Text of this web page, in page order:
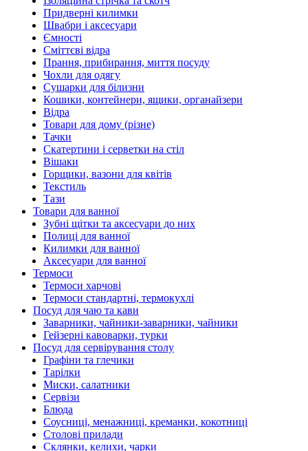
Придверні килимки
Швабри і аксесуари
Ємності
Сміттєві відра
Прання, прибирання, миття посуду
Чохли для одягу
Сушарки для білизни
Кошики, контейнери, ящики, органайзери
Відра
Товари для дому (різне)
Тачки
Скатертини і серветки на стіл
Вішаки
Горщики, вазони для квітів
Текстиль
Тази
Товари для ванної
Зубні щітки та аксесуари до них
Полиці для ванної
Килимки для ванної
Аксесуари для ванної
Термоси
Термоси харчові
Термоси стандартні, термокухлі
Посуд для чаю та кави
Заварники, чайники-заварники, чайники
Гейзерні кавоварки, турки
Посуд для сервірування столу
Графіни та глечики
Тарілки
Миски, салатники
Сервізи
Блюда
Соусниці, менажниці, креманки, кокотниці
Столові прилади
Склянки, келихи, чарки